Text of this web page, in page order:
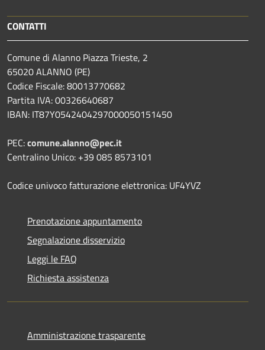
CONTATTI
Comune di Alanno Piazza Trieste, 2
65020 ALANNO (PE)
Codice Fiscale: 80013770682
Partita IVA: 00326640687
IBAN: IT87Y0542404297000050151450
PEC:comune.alanno@pec.it
Centralino Unico: +39 085 8573101
Codice univoco fatturazione elettronica: UF4YVZ
Prenotazione appuntamento
Segnalazione disservizio
Leggi le FAQ
Richiesta assistenza
Amministrazione trasparente